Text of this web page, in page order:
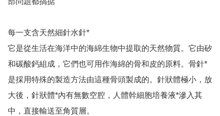
每一支含天然細針水針*
它是從生活在海洋中的海綿生物中提取的天然物質。它由矽
和碳酸鈣組成，它們也可用作海綿的骨和皮的原料。骨針*
是採用特殊的製造方法由這種骨頭製成的。針狀體極小，放
大後，針狀體*內有無數空腔，人體幹細胞培養液*滲入其
中，直接輸送至角質層。